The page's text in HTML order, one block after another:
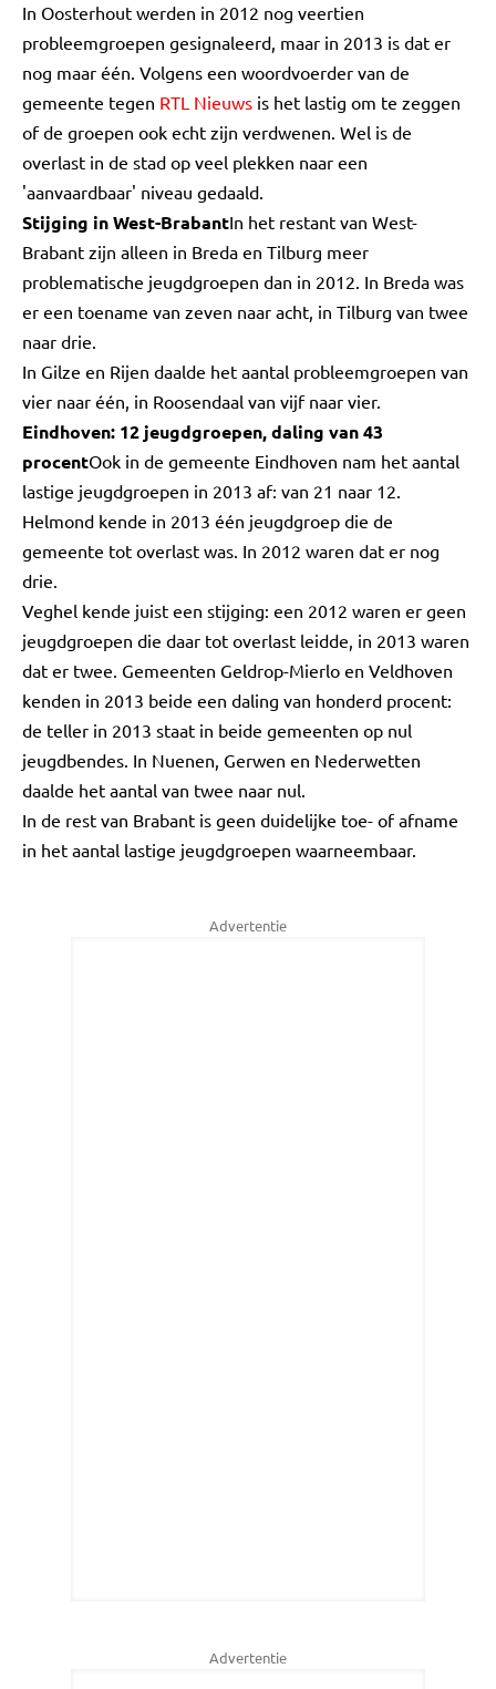
In Oosterhout werden in 2012 nog veertien
probleemgroepen gesignaleerd, maar in 2013 is dat er
nog maar één. Volgens een woordvoerder van de
gemeente tegen RTL Nieuws is het lastig om te zeggen
of de groepen ook echt zijn verdwenen. Wel is de
overlast in de stad op veel plekken naar een
'aanvaardbaar' niveau gedaald.
Stijging in West-BrabantIn het restant van West-
Brabant zijn alleen in Breda en Tilburg meer
problematische jeugdgroepen dan in 2012. In Breda was
er een toename van zeven naar acht, in Tilburg van twee
naar drie.
In Gilze en Rijen daalde het aantal probleemgroepen van
vier naar één, in Roosendaal van vijf naar vier.
Eindhoven: 12 jeugdgroepen, daling van 43
procentOok in de gemeente Eindhoven nam het aantal
lastige jeugdgroepen in 2013 af: van 21 naar 12.
Helmond kende in 2013 één jeugdgroep die de
gemeente tot overlast was. In 2012 waren dat er nog
drie.
Veghel kende juist een stijging: een 2012 waren er geen
jeugdgroepen die daar tot overlast leidde, in 2013 waren
dat er twee. Gemeenten Geldrop-Mierlo en Veldhoven
kenden in 2013 beide een daling van honderd procent:
de teller in 2013 staat in beide gemeenten op nul
jeugdbendes. In Nuenen, Gerwen en Nederwetten
daalde het aantal van twee naar nul.
In de rest van Brabant is geen duidelijke toe- of afname
in het aantal lastige jeugdgroepen waarneembaar.
Advertentie
Advertentie